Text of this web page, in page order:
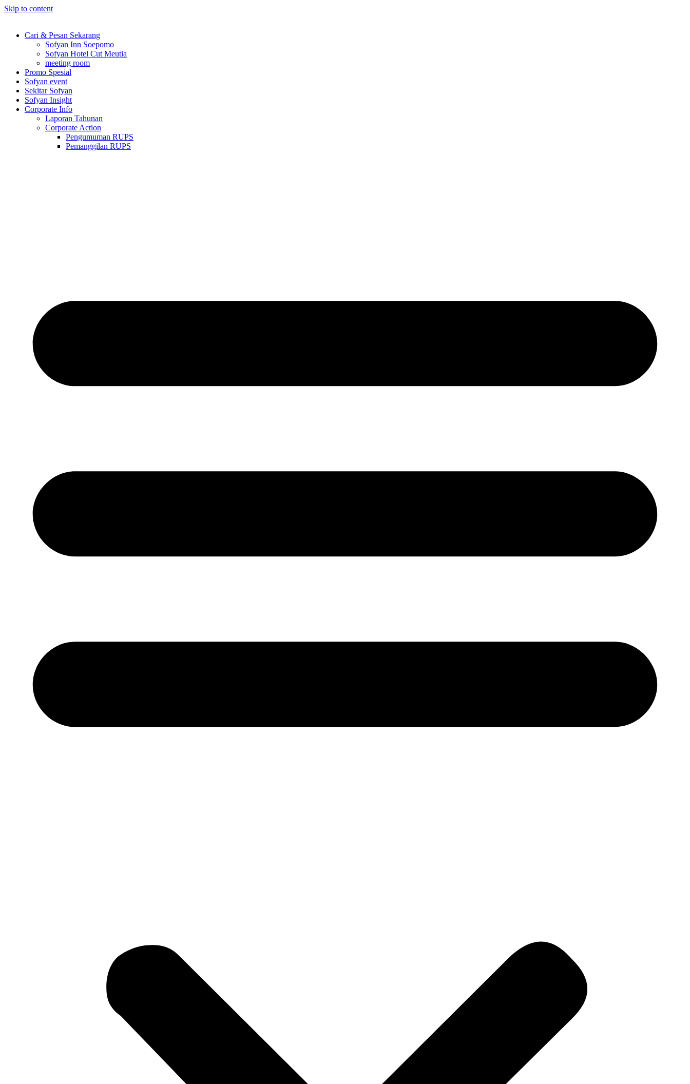
Skip to content
Cari & Pesan Sekarang
Sofyan Inn Soepomo
Sofyan Hotel Cut Meutia
meeting room
Promo Spesial
Sofyan event
Sekitar Sofyan
Sofyan Insight
Corporate Info
Laporan Tahunan
Corporate Action
Pengumuman RUPS
Pemanggilan RUPS